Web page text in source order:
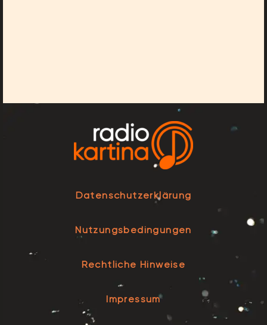
Datenschutzerklärung
Nutzungsbedingungen
Rechtliche Hinweise
Impressum